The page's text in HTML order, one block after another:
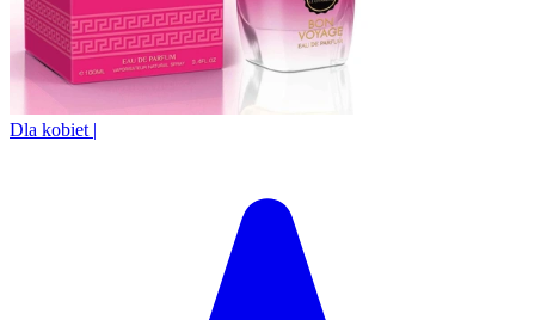
Dla kobiet |